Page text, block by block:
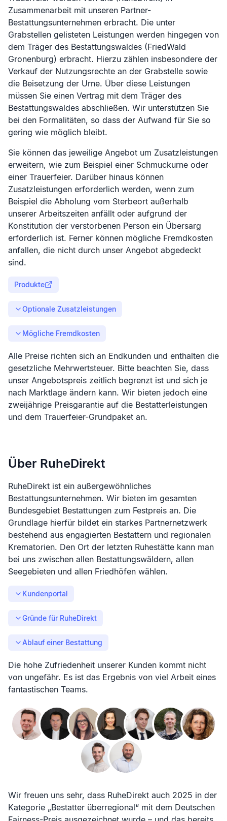
Zusammenarbeit mit unseren Partner-
Bestattungsunternehmen erbracht. Die unter
Grabstellen gelisteten Leistungen werden hingegen von
dem Träger des Bestattungswaldes (FriedWald
Gronenburg) erbracht. Hierzu zählen insbesondere der
Verkauf der Nutzungsrechte an der Grabstelle sowie
die Beisetzung der Urne. Über diese Leistungen
müssen Sie einen Vertrag mit dem Träger des
Bestattungswaldes abschließen. Wir unterstützen Sie
bei den Formalitäten, so dass der Aufwand für Sie so
gering wie möglich bleibt.
Sie können das jeweilige Angebot um Zusatzleistungen
erweitern, wie zum Beispiel einer Schmuckurne oder
einer Trauerfeier. Darüber hinaus können
Zusatzleistungen erforderlich werden, wenn zum
Beispiel die Abholung vom Sterbeort außerhalb
unserer Arbeitszeiten anfällt oder aufgrund der
Konstitution der verstorbenen Person ein Übersarg
erforderlich ist. Ferner können mögliche Fremdkosten
anfallen, die nicht durch unser Angebot abgedeckt
sind.
Produkte
Optionale Zusatzleistungen
Mögliche Fremdkosten
Alle Preise richten sich an Endkunden und enthalten die
gesetzliche Mehrwertsteuer. Bitte beachten Sie, dass
unser Angebotspreis zeitlich begrenzt ist und sich je
nach Marktlage ändern kann. Wir bieten jedoch eine
zweijährige Preisgarantie auf die Bestatterleistungen
und dem Trauerfeier-Grundpaket an.
Über RuheDirekt
RuheDirekt ist ein außergewöhnliches
Bestattungsunternehmen. Wir bieten im gesamten
Bundesgebiet Bestattungen zum Festpreis an. Die
Grundlage hierfür bildet ein starkes Partnernetzwerk
bestehend aus engagierten Bestattern und regionalen
Krematorien. Den Ort der letzten Ruhestätte kann man
bei uns zwischen allen Bestattungswäldern, allen
Seegebieten und allen Friedhöfen wählen.
Kundenportal
Gründe für RuheDirekt
Ablauf einer Bestattung
Die hohe Zufriedenheit unserer Kunden kommt nicht
von ungefähr. Es ist das Ergebnis von viel Arbeit eines
fantastischen Teams.
Wir freuen uns sehr, dass RuheDirekt auch 2025 in der
Kategorie „Bestatter überregional“ mit dem Deutschen